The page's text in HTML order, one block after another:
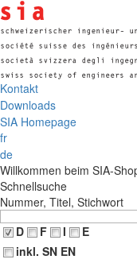
Kontakt
Downloads
SIA Homepage
fr
de
Willkommen beim SIA-
Schnellsuche
Nummer, Titel, Stichwort
D
F I
E
inkl. SN EN